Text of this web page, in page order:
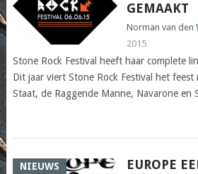
GEMAAKT
Norman van den
2015
Stone Rock Festival heeft haar complete
Dit jaar viert Stone Rock Festival het feest
Staat, de Raggende Manne, Navarone en
NIEUWS
EUROPE